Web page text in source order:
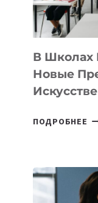
В Школах
Новые
ПОДРОБНЕЕ